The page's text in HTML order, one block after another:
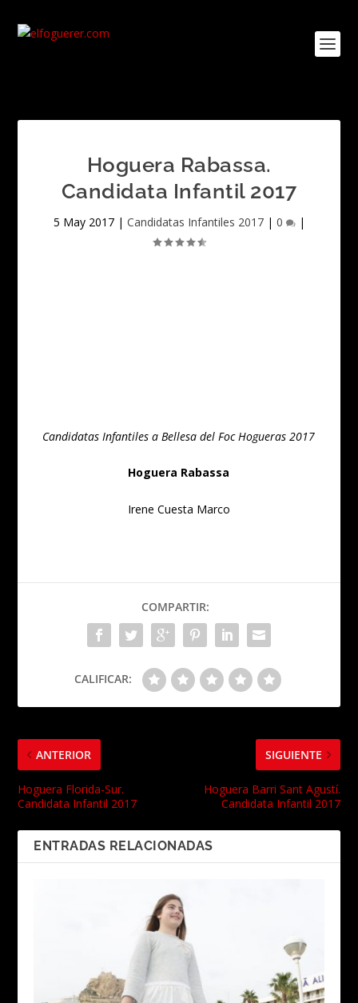
Hoguera Rabassa.
Candidata Infantil 2017
5 May 2017| Candidatas Infantiles 2017| 0 |
Candidatas Infantiles a Bellesa del Foc Hogueras 2017
Hoguera Rabassa
Irene Cuesta Marco
COMPARTIR:
CALIFICAR:
ANTERIOR
Hoguera Florida-Sur.
Candidata Infantil 2017
SIGUIENTE
Hoguera Barri Sant Agustí.
Candidata Infantil 2017
ENTRADAS RELACIONADAS